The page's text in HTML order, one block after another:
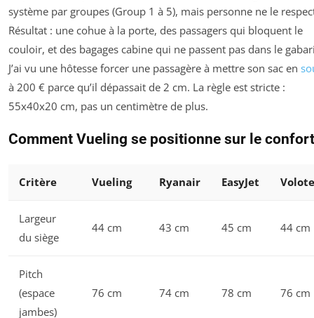
système par groupes (Group 1 à 5), mais personne ne le
Résultat : une cohue à la porte, des passagers qui bloquent le
couloir, et des bagages cabine qui ne passent pas dans le
J’ai vu une hôtesse forcer une passagère à mettre son sac en
à 200 € parce qu’il dépassait de 2 cm. La règle est stricte :
55x40x20 cm, pas un centimètre de plus.
Comment Vueling se positionne sur le confort
Critère Vueling Ryanair EasyJet
Largeur
du siège
44 cm 43 cm 45 cm 44 cm
Pitch
(espace
jambes)
76 cm 74 cm 78 cm 76 cm